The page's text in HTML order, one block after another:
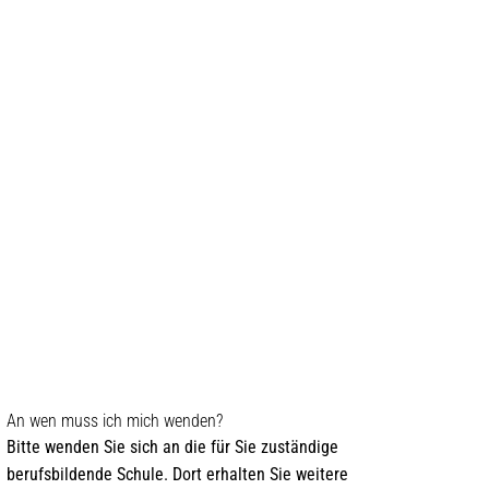
An wen muss ich mich wenden?
Bitte wenden Sie sich an die für Sie zuständige
berufsbildende Schule. Dort erhalten Sie weitere